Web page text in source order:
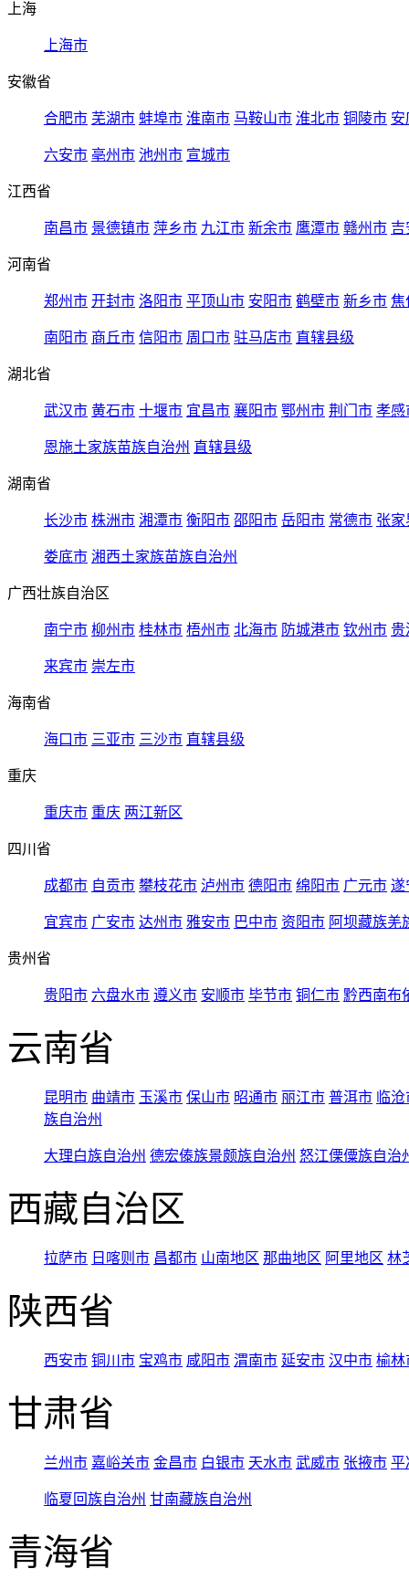
上海
上海市
安徽省
合肥市 芜湖市 蚌埠市 淮南市 马鞍山市 淮北市 铜陵市 安
六安市 亳州市 池州市 宣城市
江西省
南昌市 景德镇市 萍乡市 九江市 新余市 鹰潭市 赣州市 吉
河南省
郑州市 开封市 洛阳市 平顶山市 安阳市 鹤壁市 新乡市 焦
南阳市 商丘市 信阳市 周口市 驻马店市 直辖县级
湖北省
武汉市 黄石市 十堰市 宜昌市 襄阳市 鄂州市 荆门市 孝感
恩施土家族苗族自治州 直辖县级
湖南省
长沙市 株洲市 湘潭市 衡阳市 邵阳市 岳阳市 常德市 张家
娄底市 湘西土家族苗族自治州
广西壮族自治区
南宁市 柳州市 桂林市 梧州市 北海市 防城港市 钦州市 贵
来宾市 崇左市
海南省
海口市 三亚市 三沙市 直辖县级
重庆
重庆市 重庆 两江新区
四川省
成都市 自贡市 攀枝花市 泸州市 德阳市 绵阳市 广元市 遂
宜宾市 广安市 达州市 雅安市 巴中市 资阳市 阿坝藏族羌
贵州省
贵阳市 六盘水市 遵义市 安顺市 毕节市 铜仁市 黔西南布
云南省
昆明市 曲靖市 玉溪市 保山市 昭通市 丽江市 普洱市 临
族自治州
大理白族自治州 德宏傣族景颇族自治州 怒江傈僳族自治
西藏自治区
拉萨市 日喀则市 昌都市 山南地区 那曲地区 阿里地区 林
陕西省
西安市 铜川市 宝鸡市 咸阳市 渭南市 延安市 汉中市 榆林
甘肃省
兰州市 嘉峪关市 金昌市 白银市 天水市 武威市 张掖市 平
临夏回族自治州 甘南藏族自治州
青海省